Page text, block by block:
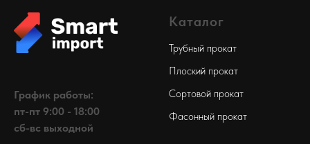
График работы:
пт-пт 9:00 - 18:00
сб-вс выходной
Каталог
Трубный прокат
Плоский прокат
Сортовой прокат
Фасонный прокат